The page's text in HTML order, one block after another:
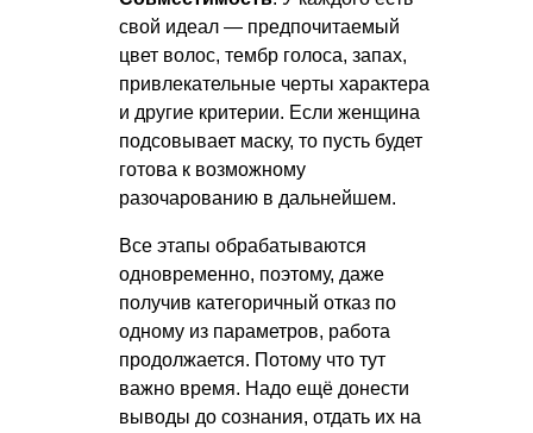
свой идеал — предпочитаемый
цвет волос, тембр голоса, запах,
привлекательные черты характера
и другие критерии. Если женщина
подсовывает маску, то пусть будет
готова к возможному
разочарованию в дальнейшем.
Все этапы обрабатываются
одновременно, поэтому, даже
получив категоричный отказ по
одному из параметров, работа
продолжается. Потому что тут
важно время. Надо ещё донести
выводы до сознания, отдать их на